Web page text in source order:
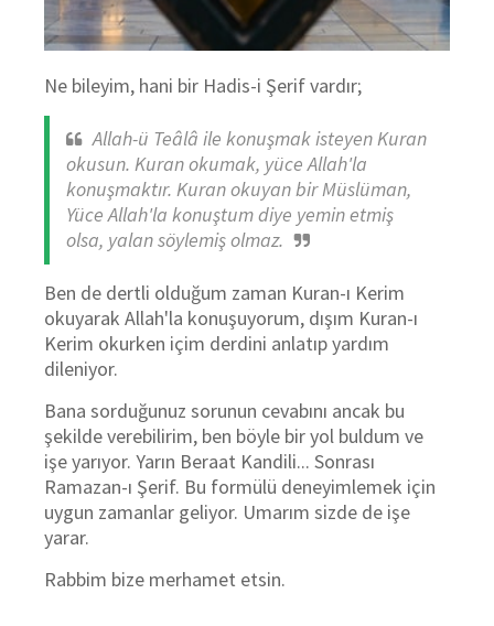
Ne bileyim, hani bir Hadis-i Şerif vardır;
Allah-ü Teâlâ ile konuşmak isteyen Kuran
okusun. Kuran okumak, yüce Allah'la
konuşmaktır. Kuran okuyan bir Müslüman,
Yüce Allah'la konuştum diye yemin etmiş
olsa, yalan söylemiş olmaz.
Ben de dertli olduğum zaman Kuran-ı Kerim
okuyarak Allah'la konuşuyorum, dışım Kuran-ı
Kerim okurken içim derdini anlatıp yardım
dileniyor.
Bana sorduğunuz sorunun cevabını ancak bu
şekilde verebilirim, ben böyle bir yol buldum ve
işe yarıyor. Yarın Beraat Kandili... Sonrası
Ramazan-ı Şerif. Bu formülü deneyimlemek için
uygun zamanlar geliyor. Umarım sizde de işe
yarar.
Rabbim bize merhamet etsin.